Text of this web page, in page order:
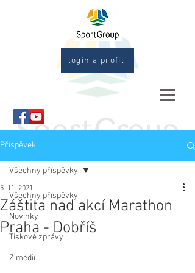
login a profil
Příspěvek
Všechny příspěvky
Novinky
Tiskové zprávy
Z médií
Všechny příspěvky
Záštita nad akcí Marathon
Praha - Dobříš
5. 11. 2021